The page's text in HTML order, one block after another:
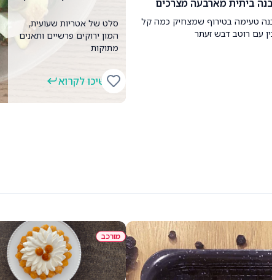
סלט של אטריות שעועית,
המון ירוקים פרשיים ותאנים
מתוקות
המשיכו לקרוא
ביתית מארבעה מצרכים
טעימה בטירוף שמצחיק כמה קל
עם רוטב דבש זעתר
מורכב